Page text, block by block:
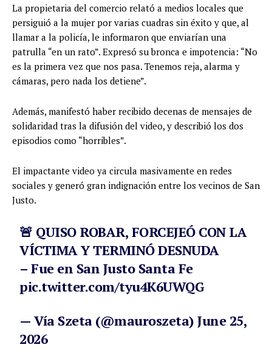
La propietaria del comercio relató a medios locales que
persiguió a la mujer por varias cuadras sin éxito y que, al
llamar a la policía, le informaron que enviarían una
patrulla “en un rato”. Expresó su bronca e impotencia: “No
es la primera vez que nos pasa. Tenemos reja, alarma y
cámaras, pero nada los detiene”.
Además, manifestó haber recibido decenas de mensajes de
solidaridad tras la difusión del video, y describió los dos
episodios como “horribles”.
El impactante video ya circula masivamente en redes
sociales y generó gran indignación entre los vecinos de San
Justo.
🚨 QUISO ROBAR, FORCEJEÓ CON LA
VÍCTIMA Y TERMINÓ DESNUDA
– Fue en San Justo Santa Fe
pic.twitter.com/tyu4K6UWQG
— Vía Szeta (@mauroszeta)June 25,
2026